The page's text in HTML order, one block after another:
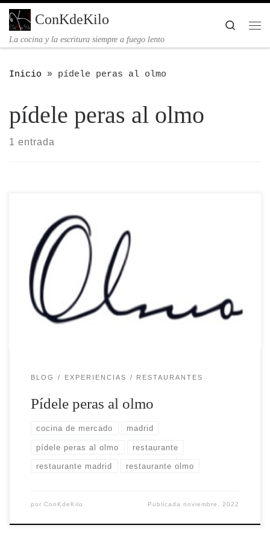
Saltar al contenido
ConKdeKilo
La cocina y la escritura siempre a fuego lento
Inicio » pídele peras al olmo
pídele peras al olmo
1 entrada
El restaurante Olmo presenta “Pídele peras al
Olmo”.
BLOG EXPERIENCIAS RESTAURANTES
Pídele peras al olmo
cocina de mercado madrid
pídele peras al olmo restaurante
restaurante madrid restaurante olmo
por ConKdeKilo Publicadanoviembre, 2022